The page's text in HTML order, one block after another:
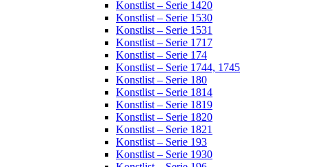
Konstlist – Serie 1420
Konstlist – Serie 1530
Konstlist – Serie 1531
Konstlist – Serie 1717
Konstlist – Serie 174
Konstlist – Serie 1744, 1745
Konstlist – Serie 180
Konstlist – Serie 1814
Konstlist – Serie 1819
Konstlist – Serie 1820
Konstlist – Serie 1821
Konstlist – Serie 193
Konstlist – Serie 1930